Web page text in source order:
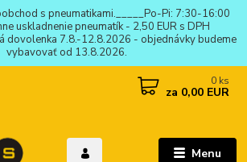
s pneumatikami._____Po-Pi: 7:30-16:00
uskladnenie pneumatík - 2,50 EUR s DPH
dovolenka 7.8.-12.8.2026 - objednávky budeme
vybavovať od 13.8.2026.
Menu
0 ks
za 0,00 EUR